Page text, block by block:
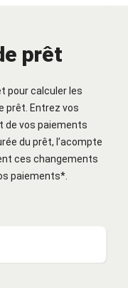
prêt
pour calculer les
prêt. Entrez vos
de vos paiements
du prêt, l’acompte
ces changements
paiements*.